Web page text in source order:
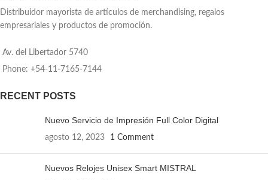
Distribuidor mayorista de artículos de merchandising, regalos
empresariales y productos de promoción.
Av. del Libertador 5740
Phone: +54-11-7165-7144
RECENT POSTS
Nuevo Servicio de Impresión Full Color Digital
agosto 12, 2023 1 Comment
Nuevos Relojes Unisex Smart MISTRAL